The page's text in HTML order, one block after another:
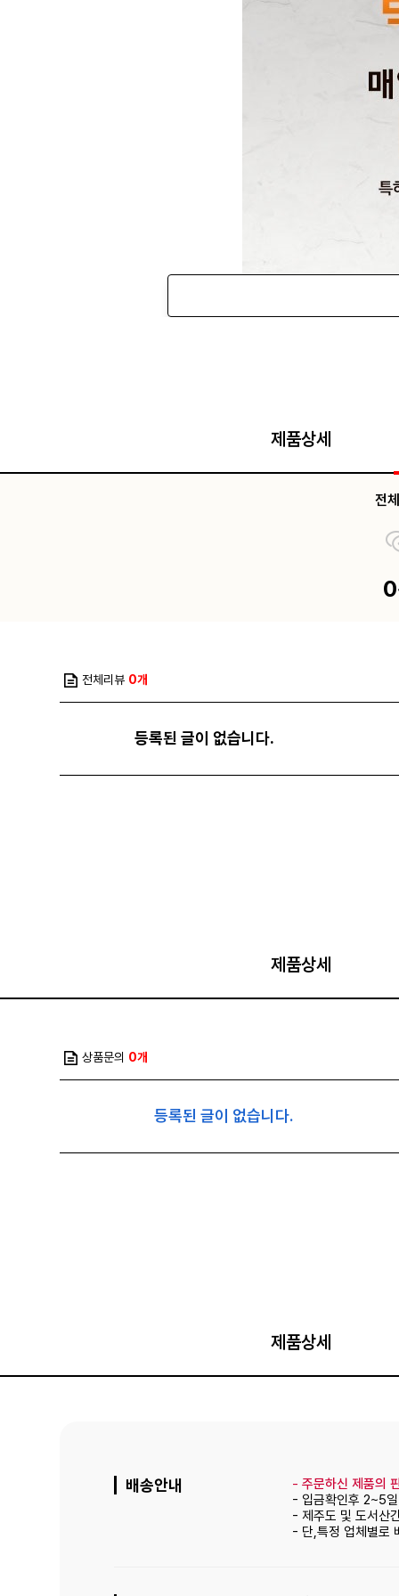
제품상세
전
전체리뷰 0개
등록된 글이 없습니다.
제품상세
상품문의 0개
등록된 글이 없습니다.
제품상세
배송안내 - 주문하신 제품의
- 입금확인후 2~5
- 제주도 및 도서산
- 단,특정 업체별로